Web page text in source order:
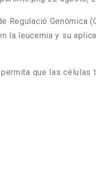
Regulació Genómica
la leucemia y su
que las células